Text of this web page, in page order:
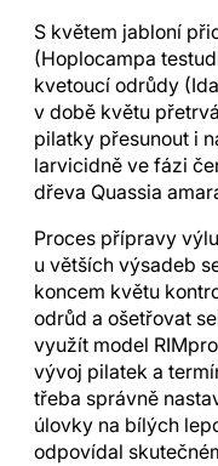
S květem jabloní
(Hoplocampa
kvetoucí odrůdy
v době květu
pilatky přesunout i
larvicidně ve fázi
dřeva Quassia
Proces přípravy
u větších výsadeb
koncem květu
odrůd a ošetřovat
využít model
vývoj pilatek a
třeba správně
úlovky na bílých
odpovídal